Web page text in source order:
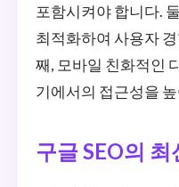
포함시켜야 합니다.
최적화하여 사용자
째, 모바일 친화적인
기에서의 접근성을
구글 SEO의 최